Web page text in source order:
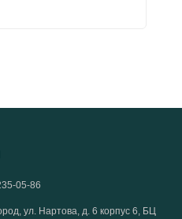
05-86
ул. Нартова, д. 6 корпус 6, БЦ